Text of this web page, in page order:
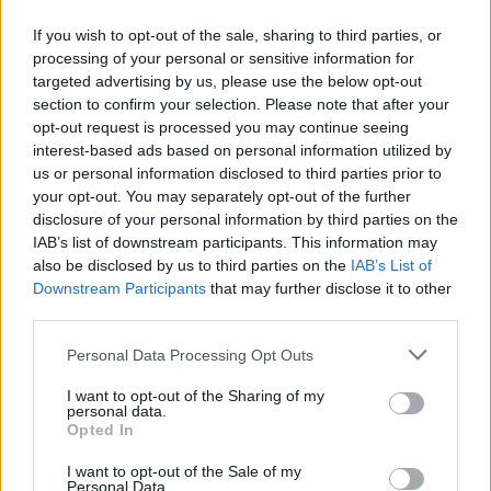
If you wish to opt-out of the sale, sharing to third parties, or
processing of your personal or sensitive information for
targeted advertising by us, please use the below opt-out
section to confirm your selection. Please note that after your
opt-out request is processed you may continue seeing
interest-based ads based on personal information utilized by
us or personal information disclosed to third parties prior to
your opt-out. You may separately opt-out of the further
disclosure of your personal information by third parties on the
IAB’s list of downstream participants. This information may
also be disclosed by us to third parties on the IAB’s List of
Downstream Participants that may further disclose it to other
Personal Data Processing Opt Outs
I want to opt-out of the Sharing of my
personal data.
Opted In
I want to opt-out of the Sale of my
Personal Data.
Θεσσαλονίκης προς την
Καλαμαριά
07/08/26|16:44
Ειδικό Χωροταξικό Πλαίσιο για
τον Τουρισμό: Οι αλλαγές που
εισάγει η νέα ΚΥΑ
07/08/26|16:03
Υπεγράφη η σύμβαση για τα
Συστήματα Αεροναυτιλίας του
07/08/26 15:16
Δημόσιο: Άκυρες από 1η
των φορέων